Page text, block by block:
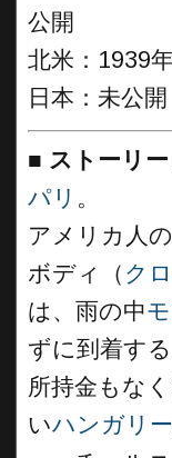
公開
北米：1939
日本：未公開
■ ストーリー
パリ 。
アメリカ人
ボディ（ ク
は、雨の中
ずに到着する
所持金もな
いハンガリー